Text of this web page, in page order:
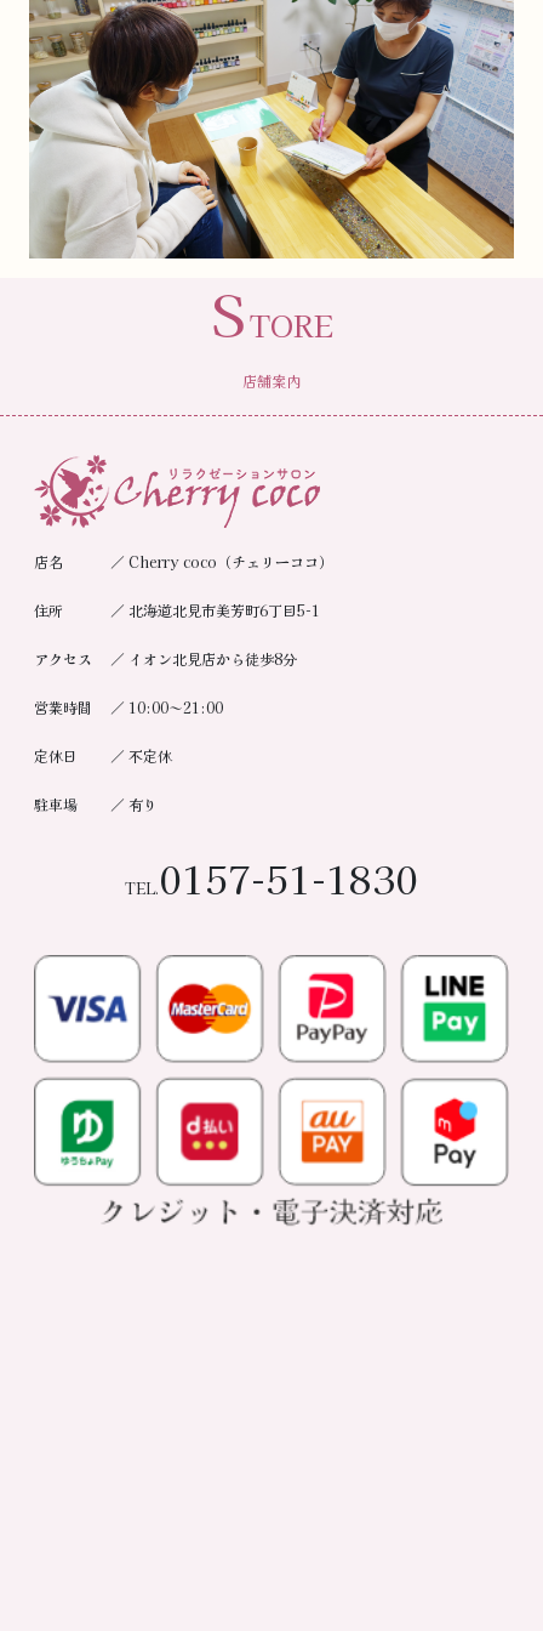
STORE
店舗案内
店名 ／ Cherry coco（チェリーココ）
住所 ／ 北海道北見市美芳町6丁目5-1
アクセス ／ イオン北見店から徒歩8分
営業時間 ／ 10:00～21:00
定休日 ／ 不定休
駐車場 ／ 有り
TEL.0157-51-1830